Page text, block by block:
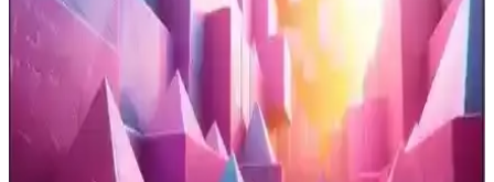
Laptop ve televizyon arasında HDMI bağlantısında yaşanan görüntü
çözünürlüğü sorunları, ekran modları, çözünürlük ayarları, HDMI
kablosu kalitesi ve televizyon ölçeklendirme seçenekleriyle
giderilebilir.
Televizyon Dizilerinde Oyuncu Maaşları ve Gelirleri:
Güncel Durum ve Trendler